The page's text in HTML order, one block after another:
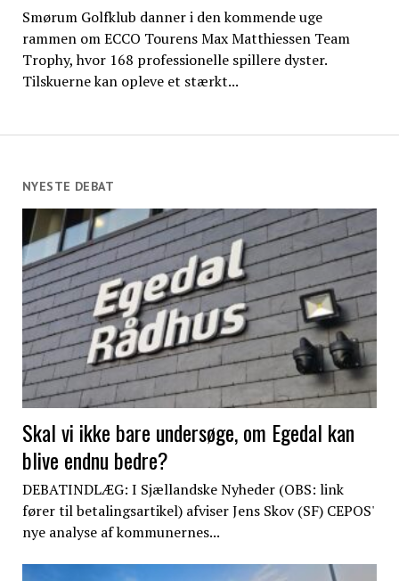
Smørum Golfklub danner i den kommende uge
rammen om ECCO Tourens Max Matthiessen Team
Trophy, hvor 168 professionelle spillere dyster.
Tilskuerne kan opleve et stærkt...
NYESTE DEBAT
Skal vi ikke bare undersøge, om Egedal kan
blive endnu bedre?
DEBATINDLÆG: I Sjællandske Nyheder (OBS: link
fører til betalingsartikel) afviser Jens Skov (SF) CEPOS'
nye analyse af kommunernes...